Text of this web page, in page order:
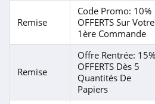
Remise
Code Promo: 10%
OFFERTS Sur Votre
1ère Commande
Remise
Offre Rentrée: 15%
OFFERTS Dès 5
Quantités De
Papiers